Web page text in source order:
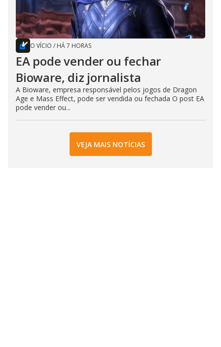
O VÍCIO / HÁ 7 HORAS
EA pode vender ou fechar
Bioware, diz jornalista
A Bioware, empresa responsável pelos jogos de Dragon
Age e Mass Effect, pode ser vendida ou fechada O post EA
pode vender ou...
VEJA MAIS NOTÍCIAS